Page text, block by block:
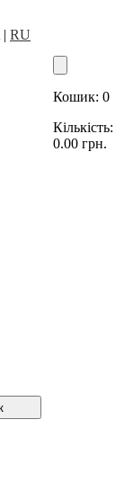
| RU
Кошик: 0
Кількість:
0.00 грн.